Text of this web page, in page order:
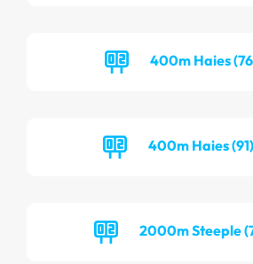
400m Haies
400m Haies
2000m Steeple